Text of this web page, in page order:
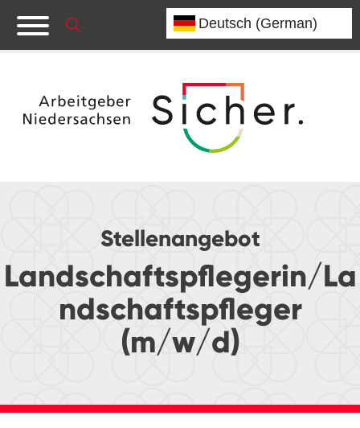
Stellenangebot
Landschaftspflegerin/La
ndschaftspfleger
(m/w/d)